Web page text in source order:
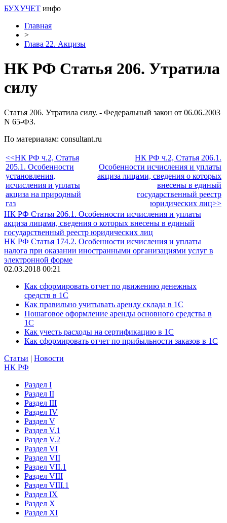
БУХУЧЕТ инфо
Главная
>
Глава 22. Акцизы
НК РФ Статья 206. Утратила
силу
Статья 206. Утратила силу. - Федеральный закон от 06.06.2003
N 65-ФЗ.
По материалам: consultant.ru
<<НК РФ ч.2, Статья
205.1. Особенности
установления,
исчисления и уплаты
акциза на природный
газ
НК РФ ч.2, Статья 206.1.
Особенности исчисления и уплаты
акциза лицами, сведения о которых
внесены в единый
государственный реестр
юридических лиц>>
НК РФ Статья 206.1. Особенности исчисления и уплаты
акциза лицами, сведения о которых внесены в единый
государственный реестр юридических лиц
НК РФ Статья 174.2. Особенности исчисления и уплаты
налога при оказании иностранными организациями услуг в
электронной форме
02.03.2018 00:21
Как сформировать отчет по движению денежных
средств в 1С
Как правильно учитывать аренду склада в 1С
Пошаговое оформление аренды основного средства в
1С
Как учесть расходы на сертификацию в 1С
Как сформировать отчет по прибыльности заказов в 1С
Статьи | Новости
НК РФ
Раздел I
Раздел II
Раздел III
Раздел IV
Раздел V
Раздел V.1
Раздел V.2
Раздел VI
Раздел VII
Раздел VII.1
Раздел VIII
Раздел VIII.1
Раздел IX
Раздел X
Раздел XI